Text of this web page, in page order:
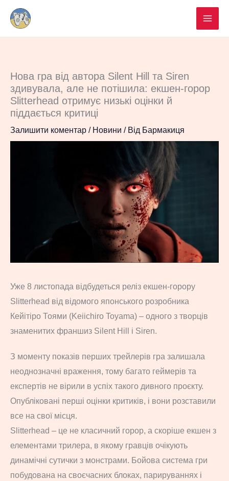
Перейти
вмісту
Нова гра від автора Silent Hill та Siren
здивувала, але не потішила: екшен-горор
Slitterhead отримує низькі оцінки й
піддається критиці
Залишити коментар / Новини / Від Бармакиця
Уже 8 листопада відбудеться реліз екшен-горору
Slitterhead від відомого японського розробника
Кейітіро Тоями (Keiichiro Toyama) – одного з творців
знаменитих франшиз Silent Hill і Siren.
З моменту показів перших трейлерів гра залишала
неоднозначні враження, тому багато геймерів та
експертів не вірили в успіх такого дивного проєкту.
Опубліковані перші оцінки критиків, і вони розставили
все на свої місця.
Slitterhead – це не класичний горор, а скоріше екшен з
елементами трилера, в якому гравців очікують
динамічні сутички з монстрами. Бойова система гри
побудована на своєчасних блоках, парируваннях і